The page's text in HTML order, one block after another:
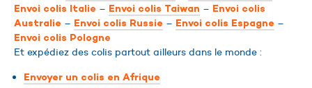
Envoi colis Italie – Envoi colis Taiwan – Envoi colis
Australie – Envoi colis Russie – Envoi colis Espagne –
Envoi colis Pologne
Et expédiez des colis partout ailleurs dans le monde :
Envoyer un colis en Afrique